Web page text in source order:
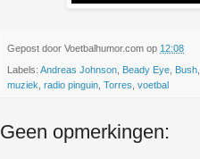
Gepost door Voetbalhumor.com op 12:08
Labels: Andreas Johnson, Beady Eye, Bush,
muziek, radio pinguin, Torres, voetbal
Geen opmerkingen: